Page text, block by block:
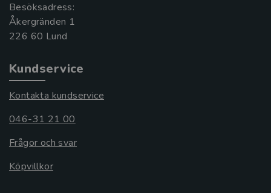
Besöksadress:
Åkergränden 1
Kundservice
Kontakta kundservice
046-31 21 00
Frågor och svar
Köpvillkor